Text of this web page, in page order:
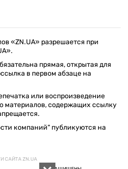
«ZN.UA» разрешается при
прямая, открытая для
в первом абзаце на
или воспроизведение
материалов, содержащих ссылку
компаний" публикуются на
САЙТА ZN.UA